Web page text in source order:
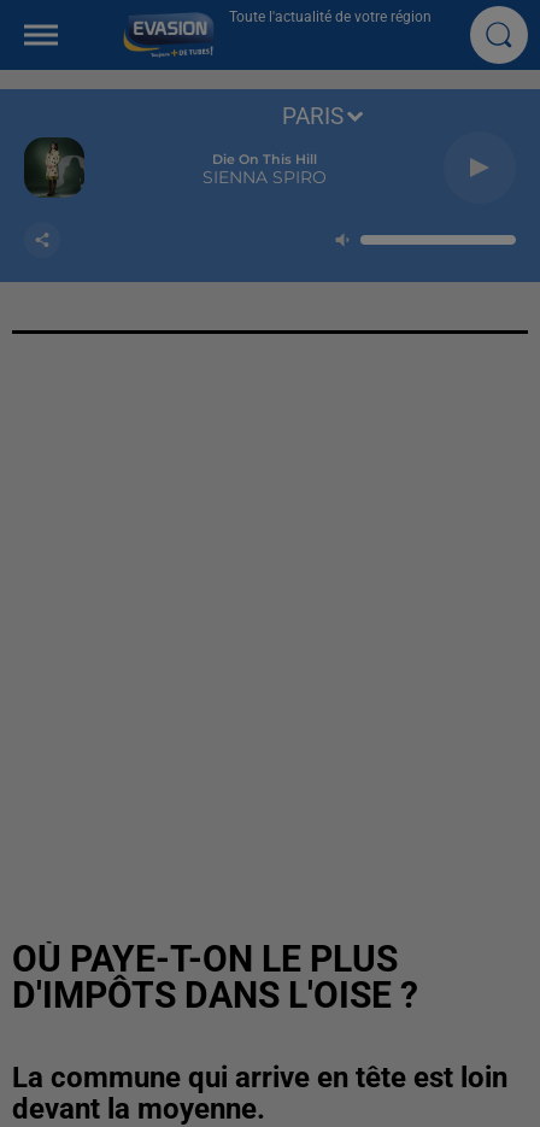
Toute l'actualité de votre région
Die On This Hill
SIENNA SPIRO
PARIS
OÙ PAYE-T-ON LE PLUS
D'IMPÔTS DANS L'OISE ?
La commune qui arrive en tête est loin
devant la moyenne.